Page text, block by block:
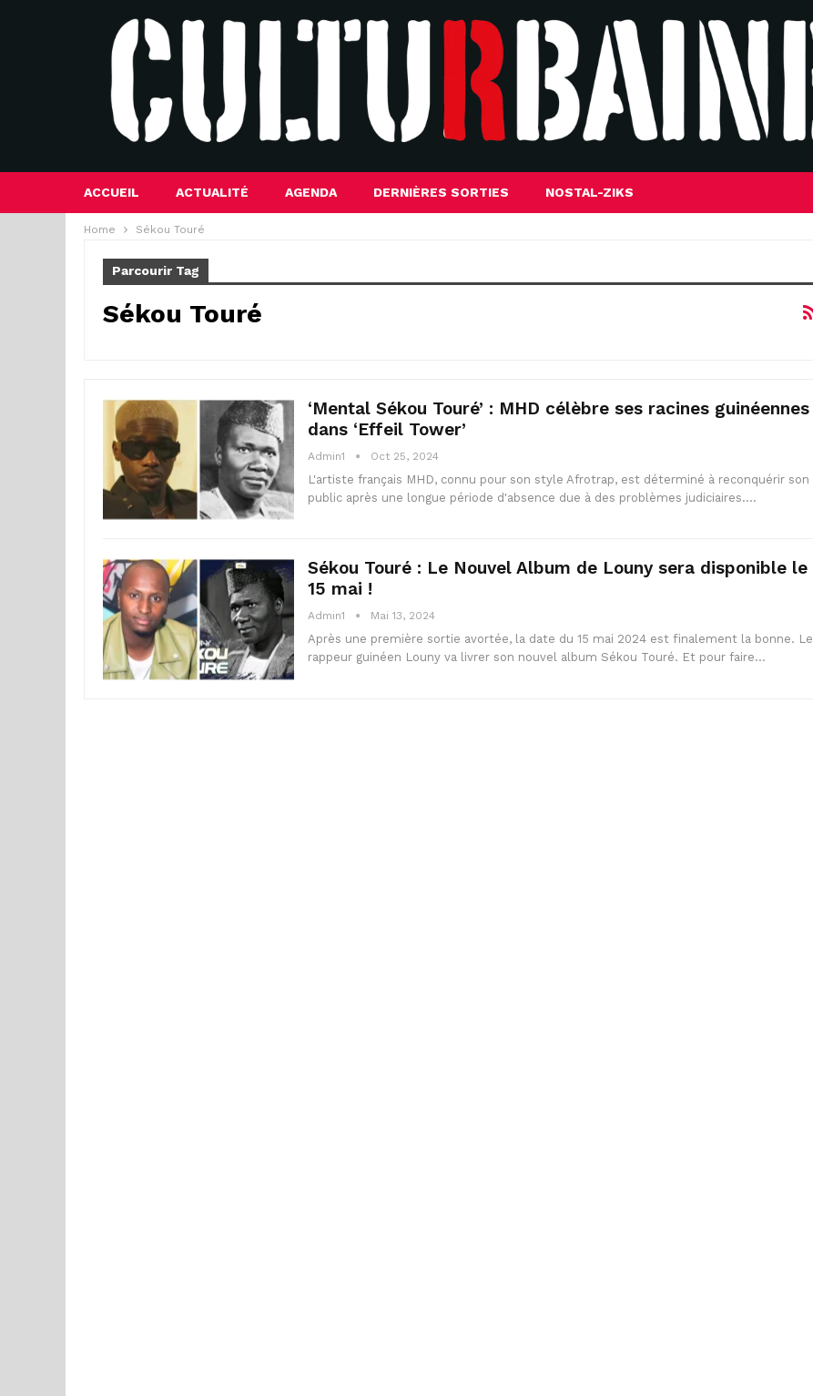
ACCUEIL ACTUALITÉ AGENDA DERNIÈRES SORTIES NOSTAL-ZIKS
Home Sékou Touré
Parcourir Tag
Sékou Touré
‘Mental Sékou Touré’ : MHD célèbre ses racines guinéennes
dans ‘Effeil Tower’
Admin1 Oct 25, 2024
L'artiste français MHD, connu pour son style Afrotrap, est déterminé à reconquérir son
public après une longue période d'absence due à des problèmes judiciaires.…
Sékou Touré : Le Nouvel Album de Louny sera disponible le
15 mai !
Admin1 Mai 13, 2024
Après une première sortie avortée, la date du 15 mai 2024 est finalement la bonne. Le
rappeur guinéen Louny va livrer son nouvel album Sékou Touré. Et pour faire…